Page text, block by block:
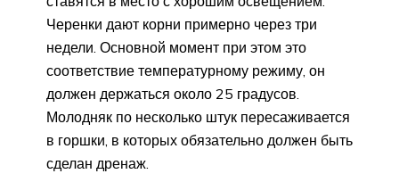
Черенки дают корни примерно через три
недели. Основной момент при этом это
соответствие температурному режиму, он
должен держаться около 25 градусов.
Молодняк по несколько штук пересаживается
в горшки, в которых обязательно должен быть
сделан дренаж.